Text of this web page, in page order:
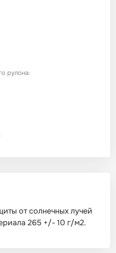
рулона:
от солнечных лучей
265 +/- 10 г/м2.